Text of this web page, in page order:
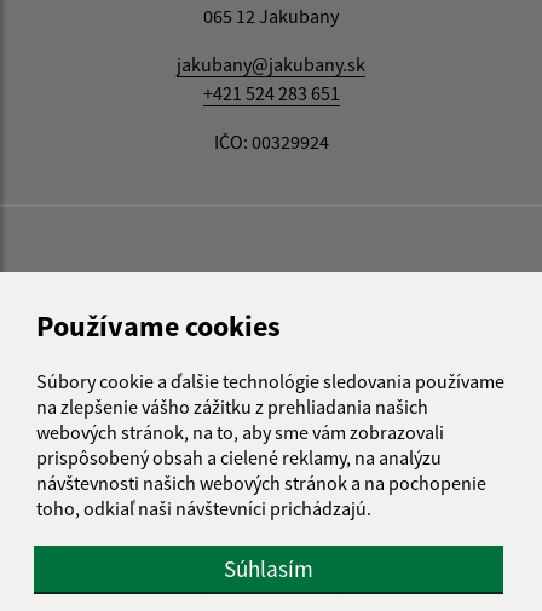
Používame cookies
Súbory cookie a ďalšie technológie sledovania používame
na zlepšenie vášho zážitku z prehliadania našich
webových stránok, na to, aby sme vám zobrazovali
prispôsobený obsah a cielené reklamy, na analýzu
návštevnosti našich webových stránok a na pochopenie
toho, odkiaľ naši návštevníci prichádzajú.
Súhlasím
065 12 Jakubany
jakubany@jakubany.sk
+421 524 283 651
IČO: 00329924
Informácie o stránke: